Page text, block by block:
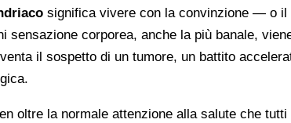
significa vivere con la convinzione — o
sensazione corporea, anche la più banale,
il sospetto di un tumore, un battito
oltre la normale attenzione alla salute che